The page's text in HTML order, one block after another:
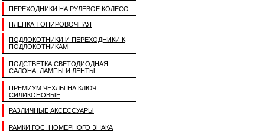
ПЕРЕХОДНИКИ НА РУЛЕВОЕ КОЛЕСО
ПЛЕНКА ТОНИРОВОЧНАЯ
ПОДЛОКОТНИКИ И ПЕРЕХОДНИКИ К
ПОДЛОКОТНИКАМ
ПОДСТВЕТКА СВЕТОДИОДНАЯ
САЛОНА, ЛАМПЫ И ЛЕНТЫ
ПРЕМИУМ ЧЕХЛЫ НА КЛЮЧ
СИЛИКОНОВЫЕ
РАЗЛИЧНЫЕ АКСЕССУАРЫ
РАМКИ ГОС. НОМЕРНОГО ЗНАКА